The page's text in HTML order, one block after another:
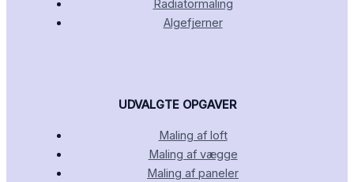
Radiatormaling
Algefjerner
UDVALGTE OPGAVER
Maling af loft
Maling af vægge
Maling af paneler